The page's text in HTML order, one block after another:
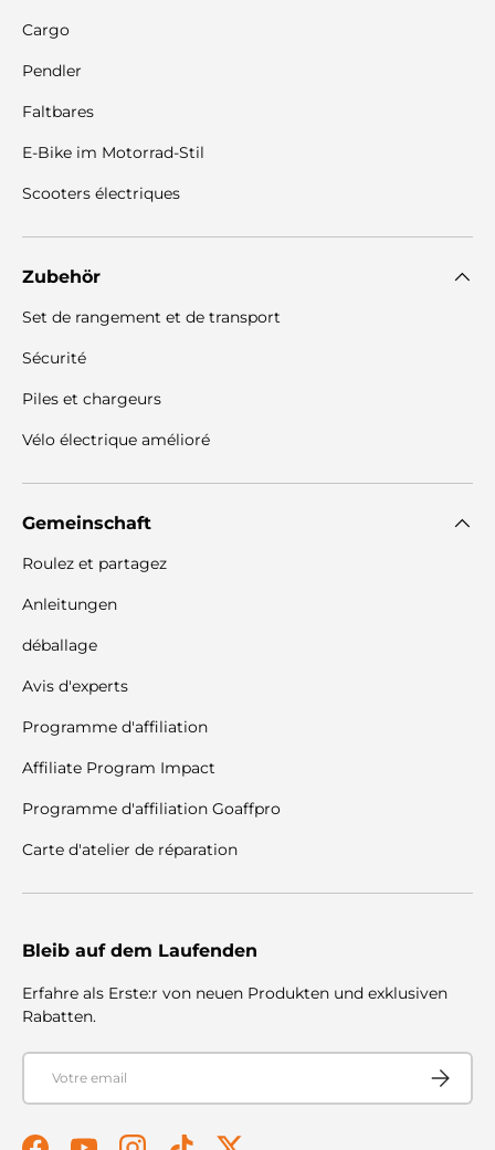
Cargo
Pendler
Faltbares
E-Bike im Motorrad-Stil
Scooters électriques
Zubehör
Set de rangement et de transport
Sécurité
Piles et chargeurs
Vélo électrique amélioré
Gemeinschaft
Roulez et partagez
Anleitungen
déballage
Avis d'experts
Programme d'affiliation
Affiliate Program Impact
Programme d'affiliation Goaffpro
Carte d'atelier de réparation
Bleib auf dem Laufenden
Erfahre als Erste:r von neuen Produkten und exklusiven
Rabatten.
E-mail
S'abonner